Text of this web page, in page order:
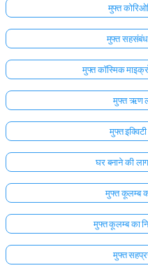
मुफ्त
मुफ्त
मुफ्त कॉस्मिक
मुफ्त ऋण
मुफ्त
घर बनाने की
मुफ्त कूलम्ब
मुफ्त कूलम्ब का
मुफ्त